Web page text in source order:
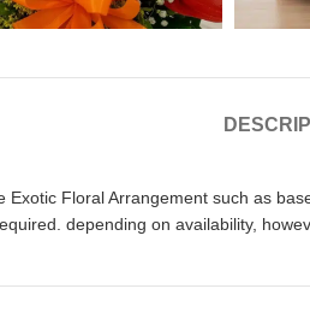
Floral Arrangement such as
depending on availability,